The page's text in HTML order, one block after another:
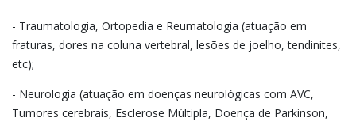
Núcleos de Práticas Jurídicas
- Traumatologia, Ortopedia e Reumatologia (atuação em
fraturas, dores na coluna vertebral, lesões de joelho, tendinites,
etc);
- Neurologia (atuação em doenças neurológicas com AVC,
Tumores cerebrais, Esclerose Múltipla, Doença de Parkinson,